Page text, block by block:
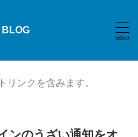
BLOG
リンクを含みます。